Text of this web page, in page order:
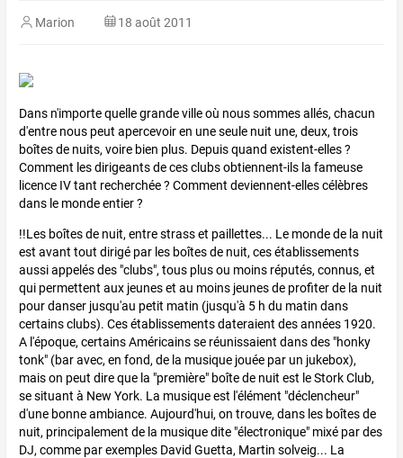
Marion 18 août 2011
Dans n'importe quelle grande ville où nous sommes allés, chacun
d'entre nous peut apercevoir en une seule nuit une, deux, trois
boîtes de nuits, voire bien plus. Depuis quand existent-elles ?
Comment les dirigeants de ces clubs obtiennent-ils la fameuse
licence IV tant recherchée ? Comment deviennent-elles célèbres
dans le monde entier ?
!!Les boîtes de nuit, entre strass et paillettes... Le monde de la nuit
est avant tout dirigé par les boîtes de nuit, ces établissements
aussi appelés des "clubs", tous plus ou moins réputés, connus, et
qui permettent aux jeunes et au moins jeunes de profiter de la nuit
pour danser jusqu'au petit matin (jusqu'à 5 h du matin dans
certains clubs). Ces établissements dateraient des années 1920.
A l'époque, certains Américains se réunissaient dans des "honky
tonk" (bar avec, en fond, de la musique jouée par un jukebox),
mais on peut dire que la "première" boîte de nuit est le Stork Club,
se situant à New York. La musique est l'élément "déclencheur"
d'une bonne ambiance. Aujourd'hui, on trouve, dans les boîtes de
nuit, principalement de la musique dite "électronique" mixé par des
DJ, comme par exemples David Guetta, Martin solveig... La